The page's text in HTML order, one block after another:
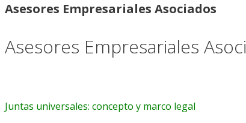
Asesores Empresariales Asociados
Asesores Empresariales
Juntas universales: concepto y marco legal